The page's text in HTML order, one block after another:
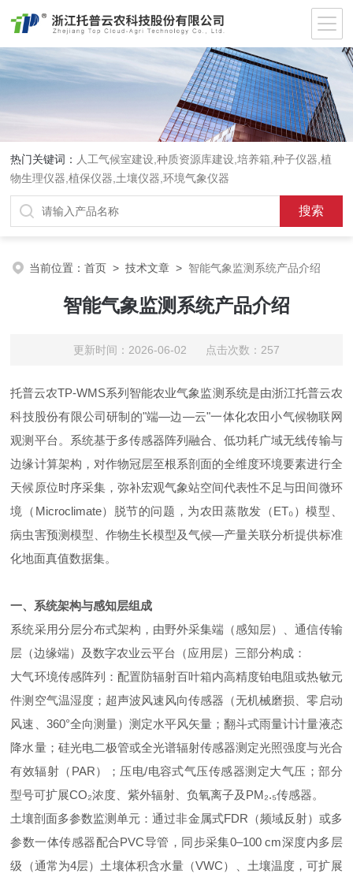
热门关键词： 人工气候室建设,种质资源库建设,培养箱,种子仪器,植
物生理仪器,植保仪器,土壤仪器,环境气象仪器
当前位置：首页 >技术文章 > 智能气象监测系统产品介绍
智能气象监测系统产品介绍
更新时间：2026-06-02 点击次数：257
托普云农TP-WMS系列智能农业气象监测系统是由浙江托普云农
科技股份有限公司研制的"端—边—云"一体化农田小气候物联网
观测平台。系统基于多传感器阵列融合、低功耗广域无线传输与
边缘计算架构，对作物冠层至根系剖面的全维度环境要素进行全
天候原位时序采集，弥补宏观气象站空间代表性不足与田间微环
境（Microclimate）脱节的问题，为农田蒸散发（ET₀）模型、
病虫害预测模型、作物生长模型及气候—产量关联分析提供标准
化地面真值数据集。
一、系统架构与感知层组成
系统采用分层分布式架构，由野外采集端（感知层）、通信传输
层（边缘端）及数字农业云平台（应用层）三部分构成：
大气环境传感阵列：配置防辐射百叶箱内高精度铂电阻或热敏元
件测空气温湿度；超声波风速风向传感器（无机械磨损、零启动
风速、360°全向测量）测定水平风矢量；翻斗式雨量计计量液态
降水量；硅光电二极管或全光谱辐射传感器测定光照强度与光合
有效辐射（PAR）；压电/电容式气压传感器测定大气压；部分
型号可扩展CO₂浓度、紫外辐射、负氧离子及PM₂.₅传感器。
土壤剖面多参数监测单元：通过非金属式FDR（频域反射）或多
参数一体传感器配合PVC导管，同步采集0–100 cm深度内多层
级（通常为4层）土壤体积含水量（VWC）、土壤温度，可扩展